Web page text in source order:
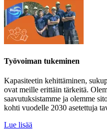
Työvoiman tukeminen
Kapasiteetin kehittäminen,
ovat meille erittäin tärkeitä.
saavutuksistamme ja olemme
kohti vuodelle 2030 asetettuja
Lue lisää